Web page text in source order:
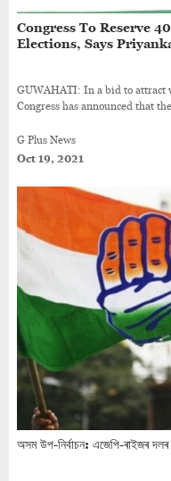
Congress To Reserve
Elections, Says
GUWAHATI: In a bid to attract
Congress has announced that
G Plus News
Oct 19, 2021
অসম উপ-নিৰ্বাচন: এজেপি-ৰাইজৰ